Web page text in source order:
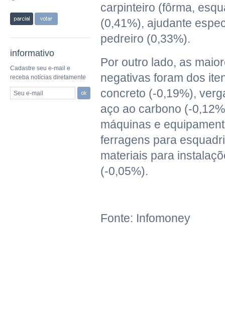
informativo
Cadastre seu e-mail e
receba notícias diretamente
Seu e-mail
carpinteiro (fôrma,
(0,41%), ajudante
pedreiro (0,33%).
Por outro lado, as
negativas foram dos
concreto (-0,19%),
aço ao carbono (-
máquinas e
ferragens para
materiais para
(-0,05%).
Fonte: Infomoney